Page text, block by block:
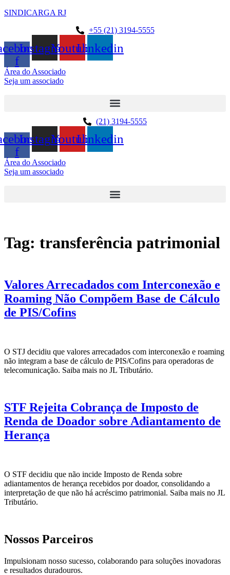
SINDICARGA RJ
+55 (21) 3194-5555
f
InstagramYoutubeLinkedin
Área do Associado
Seja um associado
(21) 3194-5555
f
InstagramYoutubeLinkedin
Área do Associado
Seja um associado
Tag: transferência patrimonial
Valores Arrecadados com Interconexão e
Roaming Não Compõem Base de Cálculo
de PIS/Cofins
O STJ decidiu que valores arrecadados com interconexão e roaming
não integram a base de cálculo de PIS/Cofins para operadoras de
telecomunicação. Saiba mais no JL Tributário.
STF Rejeita Cobrança de Imposto de
Renda de Doador sobre Adiantamento de
Herança
O STF decidiu que não incide Imposto de Renda sobre
adiantamentos de herança recebidos por doador, consolidando a
interpretação de que não há acréscimo patrimonial. Saiba mais no JL
Tributário.
Nossos Parceiros
Impulsionam nosso sucesso, colaborando para soluções inovadoras
e resultados duradouros.